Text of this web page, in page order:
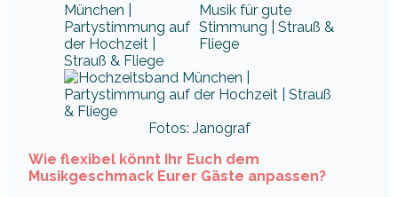
Fotos: Janograf
Wie flexibel könnt Ihr Euch dem
Musikgeschmack Eurer Gäste anpassen?